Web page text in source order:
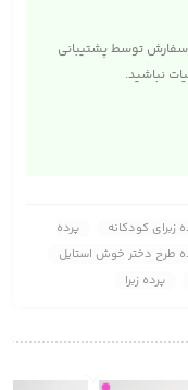
توسط پشتیبانی
نباشید.
زبرای کودکانه
پرده
طرح دختر خوش استایل
پرده زبرا